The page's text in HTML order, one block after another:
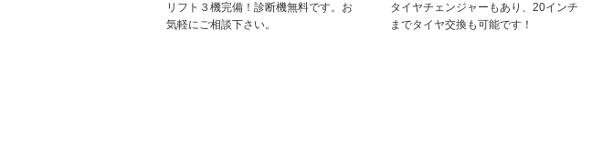
リフト３機完備！診断機無料です。お
気軽にご相談下さい。
タイヤチェンジャーもあり、20インチ
までタイヤ交換も可能です！